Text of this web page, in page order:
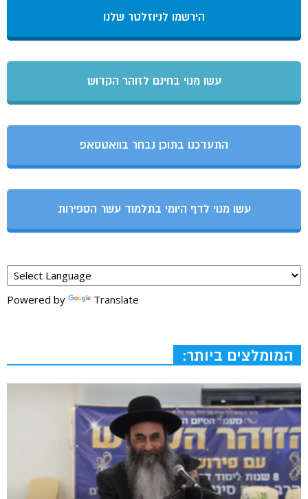
הירשמו לניוזלטר שלנו
עשו מנוי בחינם לזוהר הקדוש
התעדכנו בתוכן נבחר בוואטסאפ
עשו מנוי לדף היומי בתלמוד עשר הספירות
Powered by Translate
המומלצים ביותר: